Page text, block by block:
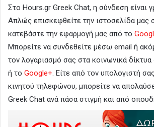
Στο Hours.gr Greek Chat, η σύνδεση είναι
Απλώς επισκεφθείτε την ιστοσελίδα μας
κατεβάστε την εφαρμογή μας από το
Μπορείτε να συνδεθείτε μέσω email ή
τον λογαριασμό σας στα κοινωνικά
ή το Google+. Είτε από τον υπολογιστή
κινητού τηλεφώνου, μπορείτε να
Greek Chat ανά πάσα στιγμή και από